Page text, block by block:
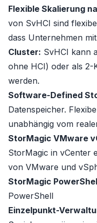
Flexible Skalierung
von SvHCI sind
dass Unternehmen
Cluster: SvHCI kann
ohne HCI) oder als 2-
werden.
Software-Defined
Datenspeicher.
unabhängig vom
StorMagic VMware
StorMagic in vCenter
von VMware und
StorMagic
PowerShell
Einzelpunkt-